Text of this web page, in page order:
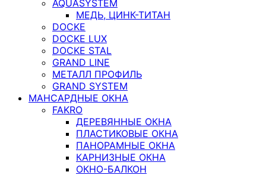
AQUASYSTEM
МЕДЬ, ЦИНК-ТИТАН
DOCKE
DOCKE LUX
DOCKE STAL
GRAND LINE
МЕТАЛЛ ПРОФИЛЬ
GRAND SYSTEM
МАНСАРДНЫЕ ОКНА
FAKRO
ДЕРЕВЯННЫЕ ОКНА
ПЛАСТИКОВЫЕ ОКНА
ПАНОРАМНЫЕ ОКНА
КАРНИЗНЫЕ ОКНА
ОКНО-БАЛКОН